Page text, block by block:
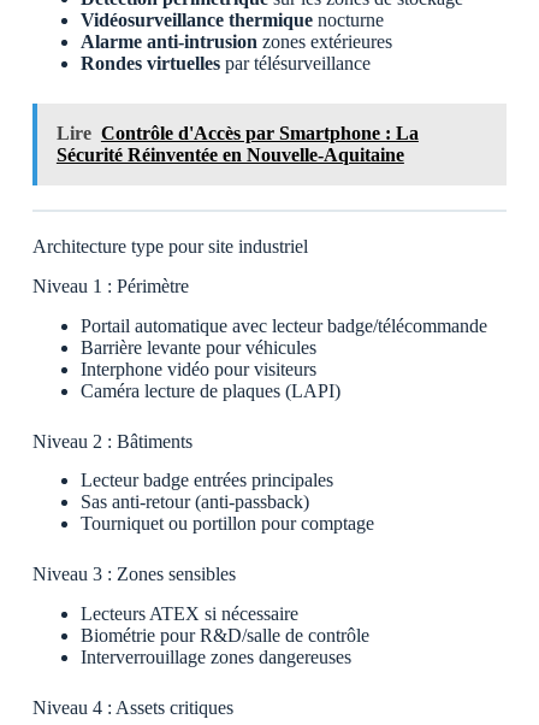
Vidéosurveillance thermiquenocturne
Alarme anti-intrusion zones extérieures
Rondes virtuellespar télésurveillance
Lire Contrôle d'Accès par Smartphone : La
Sécurité Réinventée en Nouvelle-Aquitaine
Architecture type pour site industriel
Niveau 1 : Périmètre
Portail automatique avec lecteur badge/télécommande
Barrière levante pour véhicules
Interphone vidéo pour visiteurs
Caméra lecture de plaques (LAPI)
Niveau 2 : Bâtiments
Lecteur badge entrées principales
Sas anti-retour (anti-passback)
Tourniquet ou portillon pour comptage
Niveau 3 : Zones sensibles
Lecteurs ATEX si nécessaire
Biométrie pour R&D/salle de contrôle
Interverrouillage zones dangereuses
Niveau 4 : Assets critiques